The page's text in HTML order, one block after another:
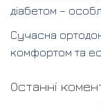
діабетом –
Сучасна
комфортом та
Останні